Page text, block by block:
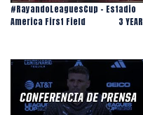
#RayandoLeaguesCup - Estadio
America First Field
3 YEAR